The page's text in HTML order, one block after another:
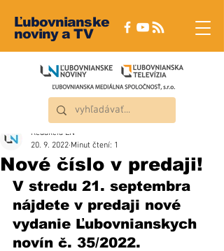
Ľubovnianske
noviny a TV
Nové číslo v predaji!
Redakcia ĽN
20. 9. 2022 Minut čtení: 1
V stredu 21. septembra
nájdete v predaji nové
vydanie Ľubovnianskych
novín č. 35/2022.